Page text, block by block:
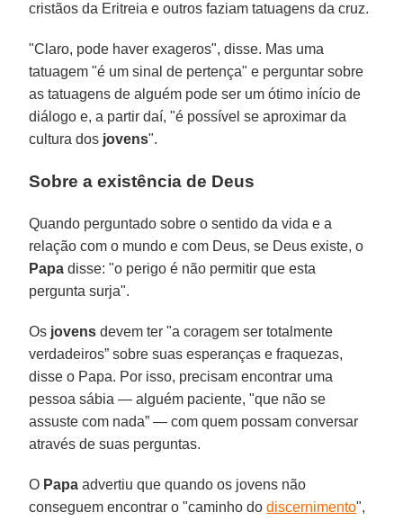
cristãos da Eritreia e outros faziam tatuagens da cruz.
"Claro, pode haver exageros", disse. Mas uma
tatuagem "é um sinal de pertença" e perguntar sobre
as tatuagens de alguém pode ser um ótimo início de
diálogo e, a partir daí, "é possível se aproximar da
cultura dos jovens".
Sobre a existência de Deus
Quando perguntado sobre o sentido da vida e a
relação com o mundo e com Deus, se Deus existe, o
Papa disse: "o perigo é não permitir que esta
pergunta surja".
Os jovens devem ter "a coragem ser totalmente
verdadeiros” sobre suas esperanças e fraquezas,
disse o Papa. Por isso, precisam encontrar uma
pessoa sábia — alguém paciente, "que não se
assuste com nada” — com quem possam conversar
através de suas perguntas.
O Papa advertiu que quando os jovens não
conseguem encontrar o "caminho dodiscernimento",